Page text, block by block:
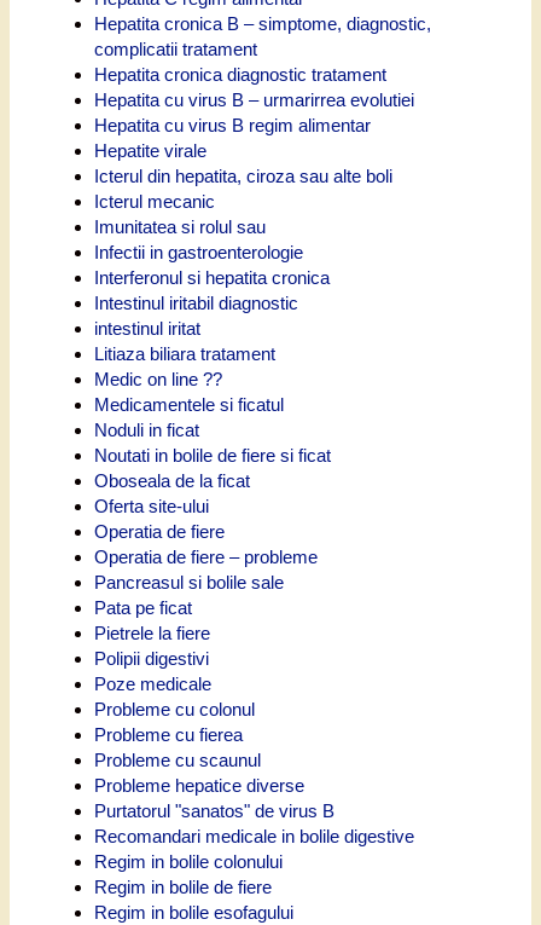
Hepatita cronica B – simptome, diagnostic,
complicatii tratament
Hepatita cronica diagnostic tratament
Hepatita cu virus B – urmarirrea evolutiei
Hepatita cu virus B regim alimentar
Hepatite virale
Icterul din hepatita, ciroza sau alte boli
Icterul mecanic
Imunitatea si rolul sau
Infectii in gastroenterologie
Interferonul si hepatita cronica
Intestinul iritabil diagnostic
intestinul iritat
Litiaza biliara tratament
Medic on line ??
Medicamentele si ficatul
Noduli in ficat
Noutati in bolile de fiere si ficat
Oboseala de la ficat
Oferta site-ului
Operatia de fiere
Operatia de fiere – probleme
Pancreasul si bolile sale
Pata pe ficat
Pietrele la fiere
Polipii digestivi
Poze medicale
Probleme cu colonul
Probleme cu fierea
Probleme cu scaunul
Probleme hepatice diverse
Purtatorul "sanatos" de virus B
Recomandari medicale in bolile digestive
Regim in bolile colonului
Regim in bolile de fiere
Regim in bolile esofagului